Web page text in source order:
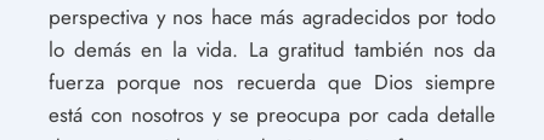
perspectiva y nos hace más agradecidos por todo
lo demás en la vida. La gratitud también nos da
fuerza porque nos recuerda que Dios siempre
está con nosotros y se preocupa por cada detalle